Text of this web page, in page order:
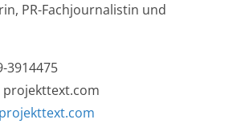
PR-Fachjournalistin und
3914475
projekttext.com